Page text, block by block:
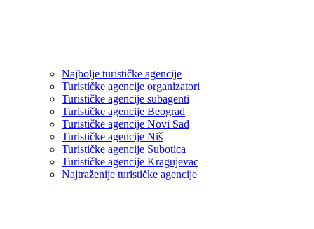
Najbolje turističke agencije
Turističke agencije organizatori
Turističke agencije subagenti
Turističke agencije Beograd
Turističke agencije Novi Sad
Turističke agencije Niš
Turističke agencije Subotica
Turističke agencije Kragujevac
Najtraženije turističke agencije